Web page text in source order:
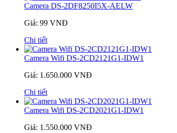
Camera DS-2DF8250I5X-AELW
Giá: 99 VNĐ
Chi tiết
Camera Wifi DS-2CD2121G1-IDW1
Giá: 1.650.000 VNĐ
Chi tiết
Camera Wifi DS-2CD2021G1-IDW1
Giá: 1.550.000 VNĐ